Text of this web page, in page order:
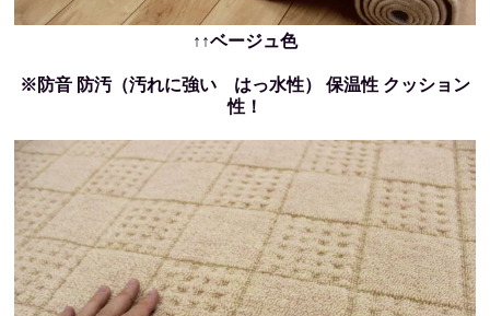
↑↑ベージュ色
※防音 防汚（汚れに強い はっ水性） 保温性 クッション
性！